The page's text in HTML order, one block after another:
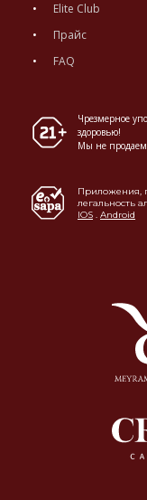
Elite Club
Прайс
FAQ
Чрезмерное
здоровью!
Мы не
Приложения,
легальность
IOS . Android